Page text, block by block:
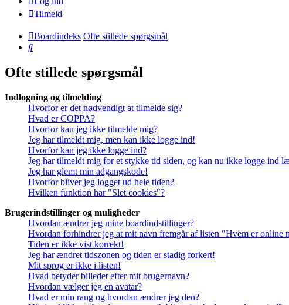
Tilmeld
Boardindeks Ofte stillede spørgsmål
Søg
Ofte stillede spørgsmål
Indlogning og tilmelding
Hvorfor er det nødvendigt at tilmelde sig?
Hvad er COPPA?
Hvorfor kan jeg ikke tilmelde mig?
Jeg har tilmeldt mig, men kan ikke logge ind!
Hvorfor kan jeg ikke logge ind?
Jeg har tilmeldt mig for et stykke tid siden, og kan nu ikke logge ind
Jeg har glemt min adgangskode!
Hvorfor bliver jeg logget ud hele tiden?
Hvilken funktion har "Slet cookies"?
Brugerindstillinger og muligheder
Hvordan ændrer jeg mine boardindstillinger?
Hvordan forhindrer jeg at mit navn fremgår af listen "Hvem er online
Tiden er ikke vist korrekt!
Jeg har ændret tidszonen og tiden er stadig forkert!
Mit sprog er ikke i listen!
Hvad betyder billedet efter mit brugernavn?
Hvordan vælger jeg en avatar?
Hvad er min rang og hvordan ændrer jeg den?